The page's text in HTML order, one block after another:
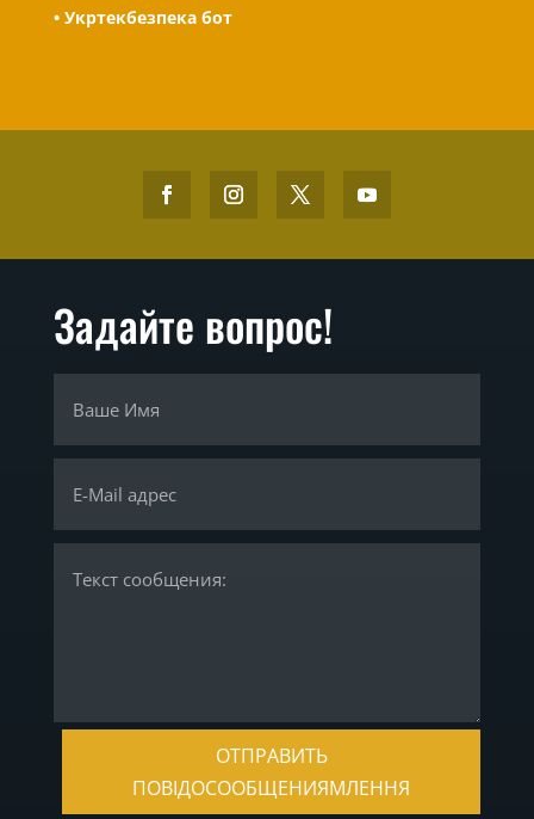
• Укртекбезпека бот
Задайте вопрос!
ОТПРАВИТЬ
ПОВІДОСООБЩЕНИЯМЛЕННЯ